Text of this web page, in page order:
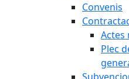
Convenis
Actes
Plec